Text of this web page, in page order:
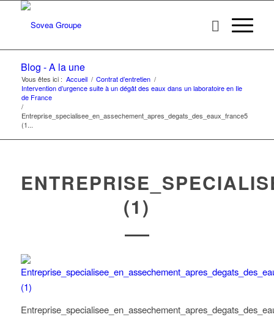
Blog - A la une
Vous êtes ici : Accueil / Contrat d’entretien /
Intervention d’urgence suite à un dégât des eaux dans un laboratoire en Ile
de France
/
Entreprise_specialisee_en_assechement_apres_degats_des_eaux_france5
(1...
(1)